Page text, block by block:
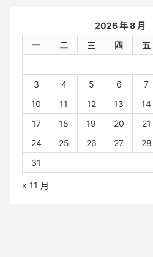
2026 年 8 月
一
二 三 四 五
3
4 5 6 7
10
11 12 13 14
17
18 19 20 21
24
25 26 27 28
31
« 11 月